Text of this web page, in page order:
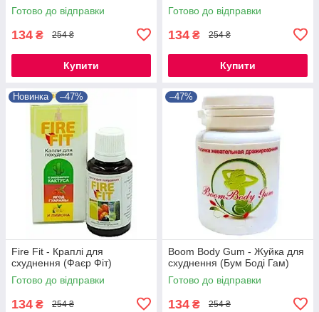
Готово до відправки
134 ₴ 254 ₴
Купити
Готово до відправки
134 ₴ 254 ₴
Купити
Новинка –47%
Fire Fit - Краплі для
схуднення (Фаєр Фіт)
Готово до відправки
134 ₴ 254 ₴
–47%
Boom Body Gum - Жуйка для
схуднення (Бум Боді Гам)
Готово до відправки
134 ₴ 254 ₴